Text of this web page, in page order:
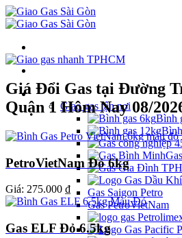
Danh mục
Giao gas tận nơi
Bình
Gas Saigon Petro
Gas PetroVietNam
Giá Đổi Gas tại Đường
Quận 1 Hôm Nay 08/
PetroVietNam Đỏ 6kg
Giá: 275.000 ₫
Gas ELF Đỏ 6.5kg